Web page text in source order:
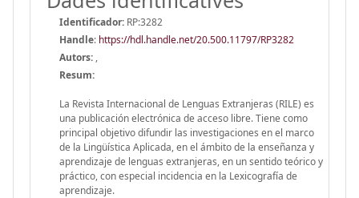
Identificador: RP:3282
Handle: https://hdl.handle.net/20.500.11797/RP3282
Autors: ,
Resum:
La Revista Internacional de Lenguas Extranjeras (RILE) es
una publicación electrónica de acceso libre. Tiene como
principal objetivo difundir las investigaciones en el marco
de la Lingüística Aplicada, en el ámbito de la enseñanza y
aprendizaje de lenguas extranjeras, en un sentido teórico y
práctico, con especial incidencia en la Lexicografía de
aprendizaje.